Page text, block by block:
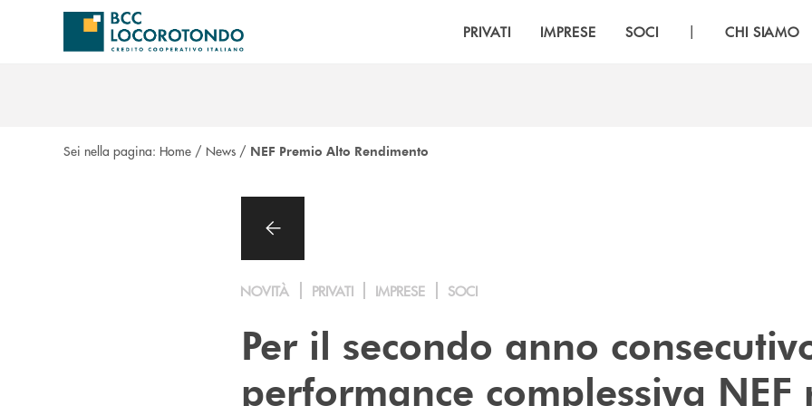
Salta al contenuto principale
PRIVATI IMPRESE SOCI | CHI SIAMO
Sei nella pagina: Home / News / NEF Premio Alto Rendimento
NOVITÀ PRIVATI IMPRESE SOCI
Per il secondo anno
performance complessiva NEF